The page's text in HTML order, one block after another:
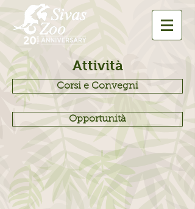
Attività
Corsi e Convegni
Opportunità